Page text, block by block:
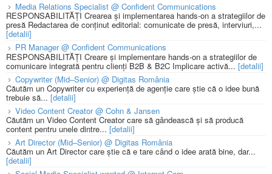
Media Relations Specialist @ Confident Communications
RESPONSABILITĂȚI Crearea și implementarea hands-on a strategiilor de
presă Redactarea de conținut editorial: comunicate de presă, interviuri,...
[detalii]
PR Manager @ Confident Communications
RESPONSABILITĂȚI Creare și implementare hands-on a strategiilor de
comunicare integrată pentru clienți B2B & B2C Implicare activă... [detalii]
Copywriter (Mid–Senior) @ Digitas România
Căutăm un Copywriter cu experiență de agenție care știe că o idee bună
trebuie să... [detalii]
Video Content Creator @ Cohn & Jansen
Căutăm un Video Content Creator care să gândească și să producă
content pentru unele dintre... [detalii]
Art Director (Mid–Senior) @ Digitas România
Căutăm un Art Director care știe că e tare când o idee arată bine, dar...
[detalii]